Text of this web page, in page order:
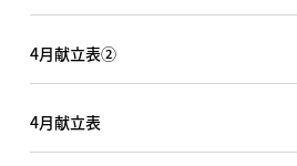
4月献立表②
4月献立表